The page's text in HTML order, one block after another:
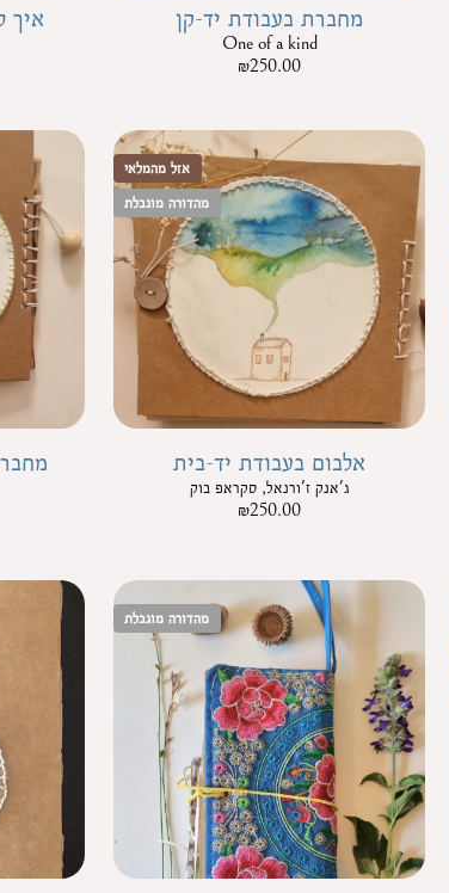
מחברת בעבודת יד-קן
One of a kind
₪250.00
איך
אזל מהמלאי
מהדורה מוגבלת
אלבום בעבודת יד-בית
ג'אנק ז'ורנאל, סקראפ בוק
₪250.00
מהדורה מוגבלת